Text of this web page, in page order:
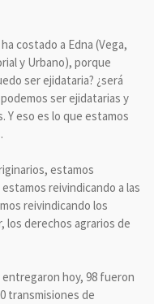
costado a Edna (Vega,
y Urbano), porque
ser ejidataria? ¿será
ser ejidatarias y
Y eso es lo que estamos
estamos
reivindicando a las
reivindicando los
los derechos agrarios de
hoy, 98 fueron
transmisiones de